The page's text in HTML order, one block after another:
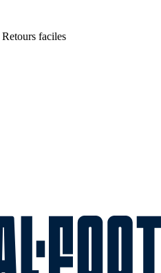
Retours faciles